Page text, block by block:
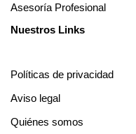
Asesoría Profesional
Nuestros Links
Políticas de privacidad
Aviso legal
Quiénes somos